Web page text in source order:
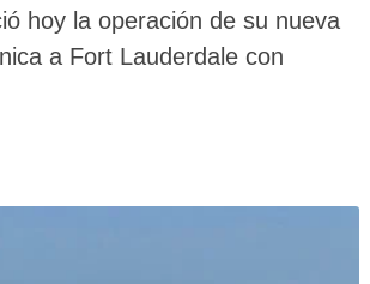
hoy la operación de su nueva
a Fort Lauderdale con